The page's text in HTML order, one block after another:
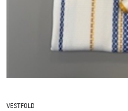
VESTFOLD